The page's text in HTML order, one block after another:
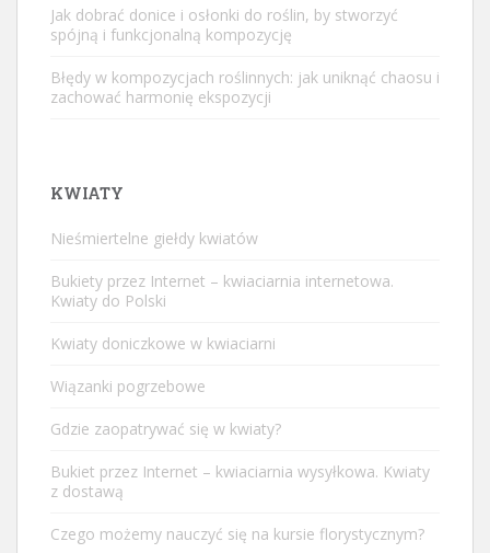
Jak dobrać donice i osłonki do roślin, by stworzyć
spójną i funkcjonalną kompozycję
Błędy w kompozycjach roślinnych: jak uniknąć chaosu i
zachować harmonię ekspozycji
KWIATY
Nieśmiertelne giełdy kwiatów
Bukiety przez Internet – kwiaciarnia internetowa.
Kwiaty do Polski
Kwiaty doniczkowe w kwiaciarni
Wiązanki pogrzebowe
Gdzie zaopatrywać się w kwiaty?
Bukiet przez Internet – kwiaciarnia wysyłkowa. Kwiaty
z dostawą
Czego możemy nauczyć się na kursie florystycznym?